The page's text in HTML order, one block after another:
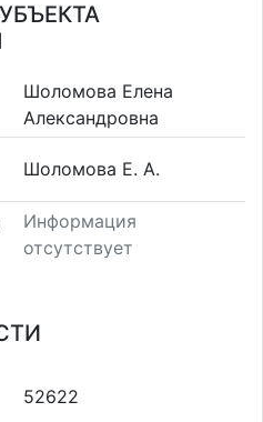
Шоломова Елена
Александровна
Шоломова Е. А.
Информация
отсутствует
52622